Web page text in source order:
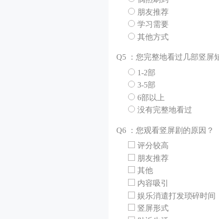
朋友推荐
学习需要
其他方式
Q5 ：您完整地看过几部竖屏
1-2部
3-5部
6部以上
没有完整地看过
Q6 ：您观看竖屏剧的原因？
评分较高
朋友推荐
其他
内容吸引
娱乐消遣打发琐碎时间
竖屏形式